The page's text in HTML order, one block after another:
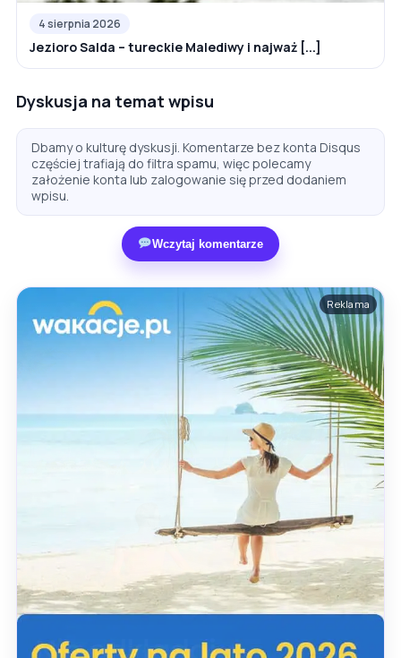
4 sierpnia 2026
Jezioro Salda – tureckie Malediwy i najważ [...]
Dyskusja na temat wpisu
Dbamy o kulturę dyskusji. Komentarze bez konta Disqus
częściej trafiają do filtra spamu, więc polecamy
założenie konta lub zalogowanie się przed dodaniem
wpisu.
Wczytaj komentarze
Reklama